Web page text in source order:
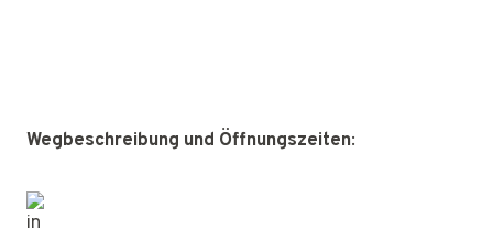
Wegbeschreibung und Öffnungszeiten: